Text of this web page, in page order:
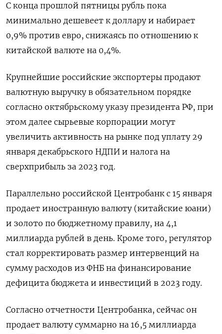
С конца прошлой пятницы рубль пока
минимально дешевеет к доллару и набирает
0,9% против евро, снижаясь по отношению к
китайской валюте на 0,4%.
Крупнейшие российские экспортеры продают
валютную выручку в обязательном порядке
согласно октябрьскому указу президента РФ, при
этом далее сырьевые корпорации могут
увеличить активность на рынке под уплату 29
января декабрьского НДПИ и налога на
сверхприбыль за 2023 год.
Параллельно российской Центробанк с 15 января
продает иностранную валюту (китайские юани)
и золото по бюджетному правилу, на 4,1
миллиарда рублей в день. Кроме того, регулятор
стал корректировать размер интервенций на
сумму расходов из ФНБ на финансирование
дефицита бюджета и инвестиций в 2023 году.
Согласно отчетности Центробанка, сейчас он
продает валюту суммарно на 16,5 миллиарда